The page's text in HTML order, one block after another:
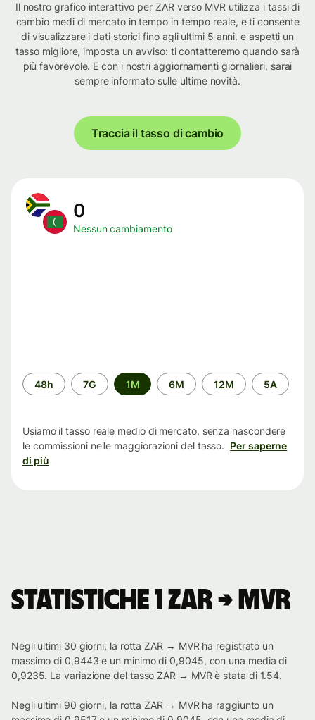
Il nostro grafico interattivo per ZAR verso MVR utilizza i tassi di
cambio medi di mercato in tempo in tempo reale, e ti consente
di visualizzare i dati storici fino agli ultimi 5 anni. e aspetti un
tasso migliore, imposta un avviso: ti contatteremo quando sarà
più favorevole. E con i nostri aggiornamenti giornalieri, sarai
sempre informato sulle ultime novità.
Traccia il tasso di cambio
0
Nessun cambiamento
Periodo
di
48h 7G 1M 6M 12M 5A
Usiamo il tasso reale medio di mercato, senza nascondere
le commissioni nelle maggiorazioni del tasso. Per saperne
di più
Statistiche 1 ZAR → MVR
Negli ultimi 30 giorni, la rotta ZAR → MVR ha registrato un
massimo di 0,9443 e un minimo di 0,9045, con una media di
0,9235. La variazione del tasso ZAR → MVR è stata di 1.54.
Negli ultimi 90 giorni, la rotta ZAR → MVR ha raggiunto un